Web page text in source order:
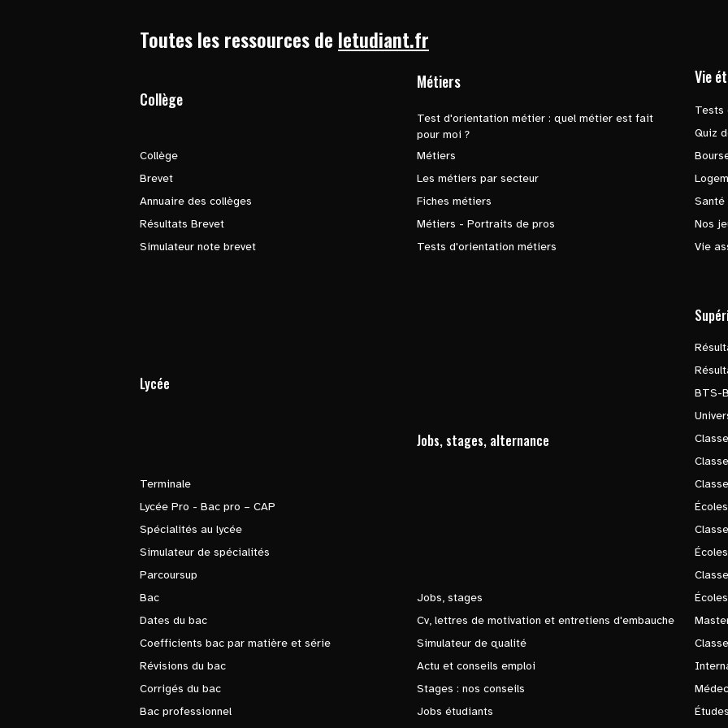
Toutes les ressources de letudiant.fr
Collège
Collège
Brevet
Annuaire des collèges
Résultats Brevet
Simulateur note brevet
Métiers
Test d'orientation métier : quel métier est fait
pour moi ?
Métiers
Les métiers par secteur
Fiches métiers
Métiers - Portraits de pros
Tests d'orientation métiers
Vie
Tests
Quiz
Santé
Nos
Vie
Lycée
Terminale
Lycée Pro - Bac pro – CAP
Spécialités au lycée
Simulateur de spécialités
Parcoursup
Bac
Dates du bac
Coefficients bac par matière et série
Révisions du bac
Corrigés du bac
Bac professionnel
Jobs, stages, alternance
Jobs, stages
Cv, lettres de motivation et entretiens d'embauche
Simulateur de qualité
Actu et conseils emploi
Stages : nos conseils
Jobs étudiants
BTS-